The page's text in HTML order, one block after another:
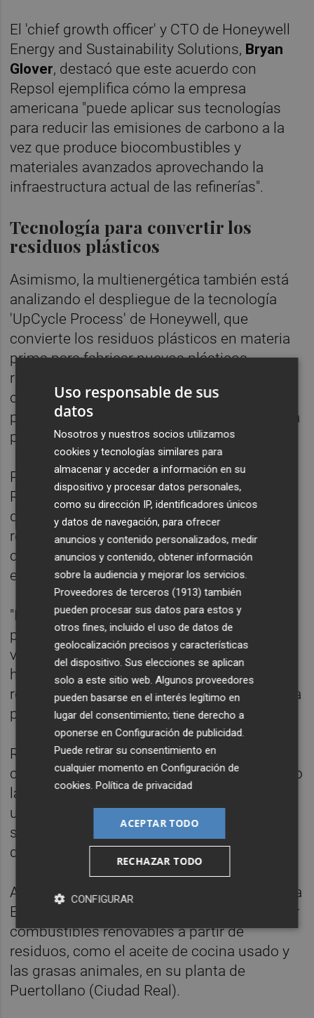
El 'chief growth officer' y CTO de Honeywell
Energy and Sustainability Solutions, Bryan
Glover, destacó que este acuerdo con
Repsol ejemplifica cómo la empresa
americana "puede aplicar sus tecnologías
para reducir las emisiones de carbono a la
vez que produce biocombustibles y
materiales avanzados aprovechando la
infraestructura actual de las refinerías".
Tecnología para convertir los
residuos plásticos
Asimismo, la multienergética también está
analizando el despliegue de la tecnología
'UpCycle Process' de Honeywell, que
convierte los residuos plásticos en materia
prima para fabricar nuevos plásticos
reciclados. Esto representaría un aumento
considerable en la cantidad de residuos
plásticos que pueden convertirse en materia
prima para nuevos polímeros.
Por su parte, la directora de Combustibles
Renovables en Repsol, Berta Cabello, señaló
que los combustibles renovables y el
reciclaje de plásticos son "cruciales" para el
compromiso del grupo de alcanzar las
emisiones netas cero en 2050.
"Nuestra colaboración con Honeywell para
progresar y adoptar tecnologías de
vanguardia nos ayudará a reducir nuestra
huella de carbono y a convertirnos en un
referente en combustibles renovables y en la
producción de hidrógeno para 2030", dijo.
Repsol y Honeywell tienen un historial de
cooperación exitosa en diversas áreas, como
la concesión de licencias y el desarrollo de
unidades petroquímicas, catalizadores,
soporte técnico y resolución de problemas,
digitalización y tecnología.
Así, en 2023, Repsol seleccionó la tecnología
Ecofining de la estadounidense para fabricar
combustibles renovables a partir de
residuos, como el aceite de cocina usado y
las grasas animales, en su planta de
Puertollano (Ciudad Real).
Uso responsable de sus
datos
Nosotros y nuestros socios utilizamos
cookies y tecnologías similares para
almacenar y acceder a información en su
dispositivo y procesar datos personales,
como su dirección IP, identificadores únicos
y datos de navegación, para ofrecer
anuncios y contenido personalizados, medir
anuncios y contenido, obtener información
sobre la audiencia y mejorar los servicios.
Proveedores de terceros (1913) también
pueden procesar sus datos para estos y
otros fines, incluido el uso de datos de
geolocalización precisos y características
del dispositivo. Sus elecciones se aplican
solo a este sitio web. Algunos proveedores
pueden basarse en el interés legítimo en
lugar del consentimiento; tiene derecho a
oponerse enConfiguración de publicidad.
Puede retirar su consentimiento en
cualquier momento enConfiguración de
cookies.Política de privacidad
ACEPTAR TODO
RECHAZAR TODO
CONFIGURAR